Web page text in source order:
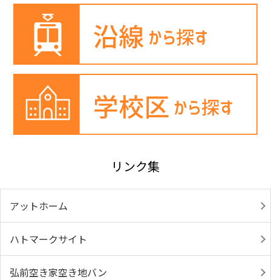
リンク集
アットホーム
ハトマークサイト
弘前空き家空き地バン